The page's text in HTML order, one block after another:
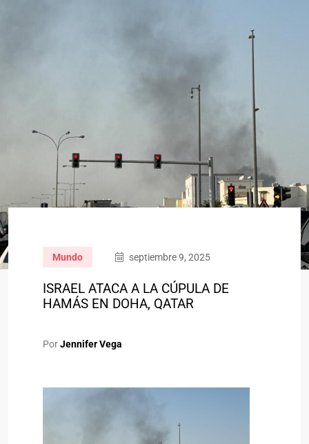
Mundo septiembre 9, 2025
ISRAEL ATACA A LA CÚPULA DE
HAMÁS EN DOHA, QATAR
PorJennifer Vega